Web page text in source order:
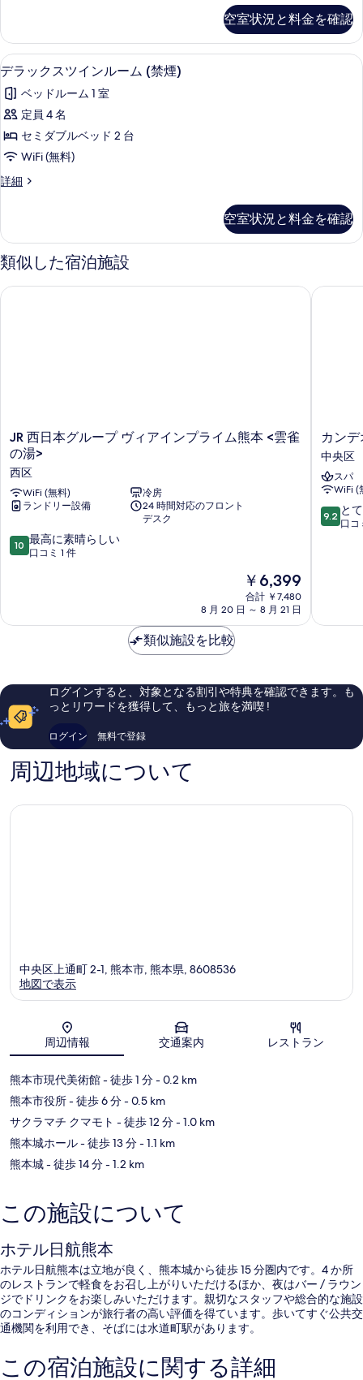
す
る
写
真
を
表
示
す
ー
ム
(禁
煙)
の
す
べ
て
真
を
表
ツ
イ
ン
ー
ム
煙)
の
細
空室状況と料金を確認
デ
ラ
ッ
ク
ス
ツ
イ
ル
ー
ム
(禁
写
真
を
表
デラックスツインルーム (禁煙) |
7
デラックスツインルーム (禁煙)
ベッドルーム 1 室
定員 4 名
セミダブルベッド 2 台
WiFi (無料)
詳細
デ
ス
ツ
イ
ル
空室状況と料金を確認
類似した宿泊施設
JR
西
日
本
グ
ル
プ
ヴ
プ
熊
<
雲
湯
>
区
JR 西日本グループ ヴィアインプライム熊本 <雲雀
の湯>
西区
WiFi (無料)
冷房
ランドリー設備
24 時間対応のフロント
デスク
10
段
高
ら
い、
口
件
の
10 最高に素晴らしい
口コミ 1 件
現
在
の
￥6,399
合計 ￥7,480
8 月 20 日 ～ 8 月 21 日
JR 西日本グループ ヴィアインプライム熊本 <雲雀の湯>
カ
ン
デ
オ
ホ
テ
ル
中
カン
中央区
スパ
WiFi (
10
段
素
い、
口
口
9.2 と
口コ
カンデ
類似施設を比較
ログインすると、対象となる割引や特典を確認できます。も
っとリワードを獲得して、もっと旅を満喫 !
ログイン 無料で登録
周辺地域について
地図
中央区上通町 2-1, 熊本市, 熊本県, 8608536
地図で表示
周辺情報 交通案内 レストラン
熊本市現代美術館- 徒歩 1 分- 0.2 km
熊本市役所- 徒歩 6 分- 0.5 km
サクラマチ クマモト - 徒歩 12 分- 1.0 km
熊本城ホール- 徒歩 13 分- 1.1 km
熊本城- 徒歩 14 分- 1.2 km
この施設について
ホテル日航熊本
ホテル日航熊本は立地が良く、熊本城から徒歩 15 分圏内です。4 か所
のレストランで軽食をお召し上がりいただけるほか、夜はバー / ラウン
ジでドリンクをお楽しみいただけます。親切なスタッフや総合的な施設
のコンディションが旅行者の高い評価を得ています。歩いてすぐ公共交
通機関を利用でき、そばには水道町駅があります。
この宿泊施設に関する詳細